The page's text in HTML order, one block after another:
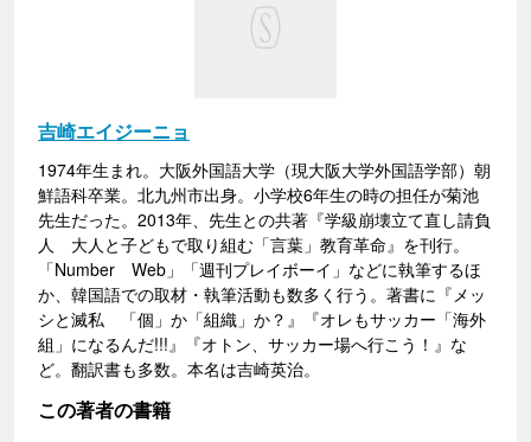
吉崎エイジーニョ
1974年生まれ。大阪外国語大学（現大阪大学外国語学部）朝
鮮語科卒業。北九州市出身。小学校6年生の時の担任が菊池
先生だった。2013年、先生との共著『学級崩壊立て直し請負
人 大人と子どもで取り組む「言葉」教育革命』を刊行。
「Number Web」「週刊プレイボーイ」などに執筆するほ
か、韓国語での取材・執筆活動も数多く行う。著書に『メッ
シと滅私 「個」か「組織」か？』『オレもサッカー「海外
組」になるんだ!!!』『オトン、サッカー場へ行こう！』な
ど。翻訳書も多数。本名は吉崎英治。
この著者の書籍